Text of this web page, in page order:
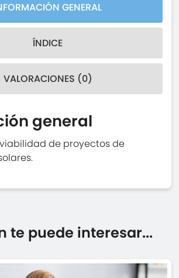
GENERAL
ÍNDICE
VALORACIONES (0)
general
de proyectos de
te puede interesar...